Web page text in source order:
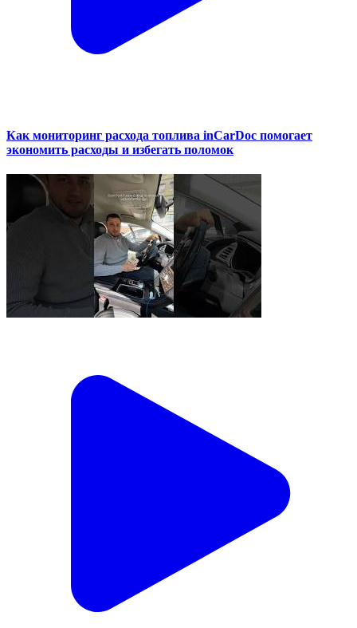
Как мониторинг расхода топлива inCarDoc помогает
экономить расходы и избегать поломок